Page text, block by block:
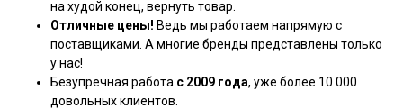
на худой конец, вернуть товар.
Отличные цены! Ведь мы работаем напрямую с
поставщиками. А многие бренды представлены только
у нас!
Безупречная работа с 2009 года, уже более 10 000
довольных клиентов.